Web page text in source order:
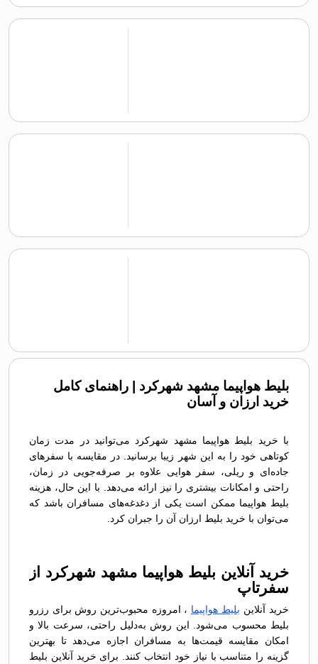
بلیط هواپیما مشهد شهرکرد | راهنمای کامل
خرید ارزان و آسان
با خرید بلیط هواپیما مشهد شهرکرد می‌توانید در مدت زمان
کوتاهی خود را به این شهر زیبا برسانید. در مقایسه با سفرهای
جاده‌ای و ریلی، سفر هوایی علاوه بر صرفه‌جویی در زمان،
راحتی و امکانات بیشتری را نیز ارائه می‌دهد. با این حال، هزینه
بلیط هواپیما ممکن است یکی از دغدغه‌های مسافران باشد که
می‌توان با خرید بلیط ارزان آن را جبران کرد.
خرید آنلاین بلیط هواپیما مشهد شهرکرد از
سفرتاپ
خرید آنلاین بلیط هواپیما ، امروزه محبوب‌ترین روش برای رزرو
بلیط محسوب می‌شود. این روش به‌دلیل راحتی، سرعت بالا و
امکان مقایسه قیمت‌ها به مسافران اجازه می‌دهد تا بهترین
گزینه را متناسب با نیاز خود انتخاب کنند. برای خرید آنلاین بلیط